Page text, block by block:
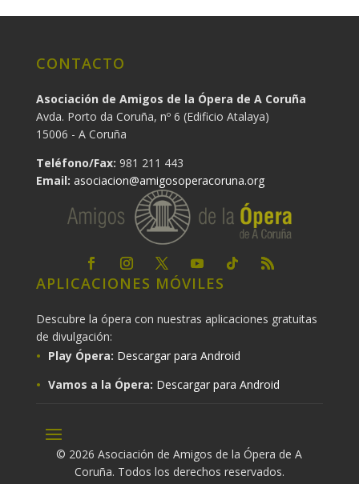
CONTACTO
Asociación de Amigos de la Ópera de A Coruña
Avda. Porto da Coruña, nº 6 (Edificio Atalaya)
15006 - A Coruña
Teléfono/Fax: 981 211 443
Email: asociacion@amigosoperacoruna.org
APLICACIONES MÓVILES
Descubre la ópera con nuestras aplicaciones gratuitas
de divulgación:
Play Ópera: Descargar para Android
Vamos a la Ópera: Descargar para Android
© 2026 Asociación de Amigos de la Ópera de A
Coruña. Todos los derechos reservados.